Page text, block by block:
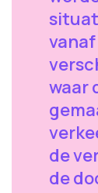
waar
de
de